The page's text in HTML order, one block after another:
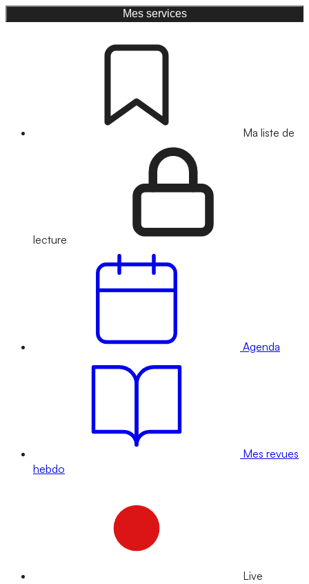
Mes services
Ma liste de
lecture
Agenda
Mes revues
hebdo
Live